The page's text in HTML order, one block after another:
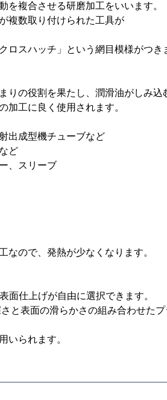
を複合させる研磨加工をいいます。
複数取り付けられた工具が
スハッチ」という網目模様がつき
りの役割を果たし、潤滑油がしみ込
加工に良く使用されます。
出成型機チューブなど
ど
、スリーブ
なので、発熱が少なくなります。
面仕上げが自由に選択できます。
と表面の滑らかさの組み合わせた
いられます。